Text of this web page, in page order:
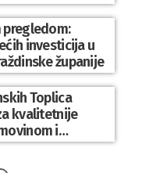
pregledom:
investicija u
županije
Toplica
kvalitetnije
i